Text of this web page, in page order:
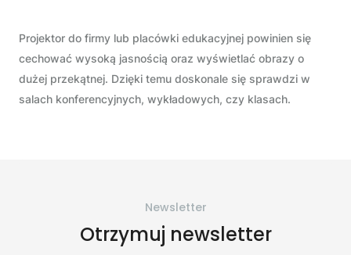
Projektor do firmy lub placówki edukacyjnej powinien się
cechować wysoką jasnością oraz wyświetlać obrazy o
dużej przekątnej. Dzięki temu doskonale się sprawdzi w
salach konferencyjnych, wykładowych, czy klasach.
Newsletter
Otrzymuj newsletter